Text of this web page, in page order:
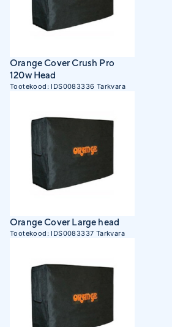
Orange Cover Crush Pro
120w Head
Tootekood: IDS0083336 Tarkvara
Orange Cover Large head
Tootekood: IDS0083337 Tarkvara